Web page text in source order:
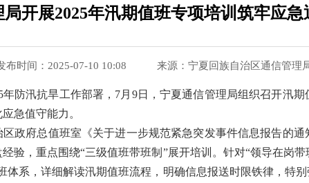
开展2025年汛期值班专项培训筑牢应急
布时间：2025-07-10 10:08 来源： 宁夏回族自治区通信管理
年防汛抗旱工作部署，7月9日，宁夏通信管理局组织召开汛
急值守能力。
政府总值班室《关于进一步规范紧急突发事件信息报告的
经验，重点围绕“三级值班带班制”展开培训。针对“领导在岗
体系，详细解读汛期值班流程，明确信息报送时限铁律， 特